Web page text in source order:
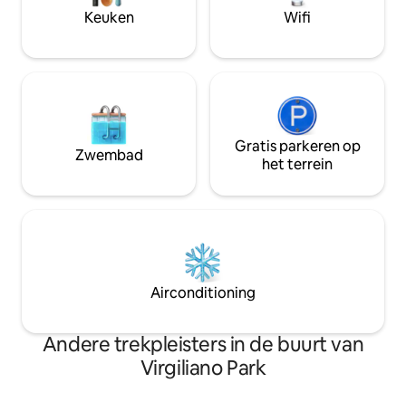
centrum, Vomero, de eilanden en
archeologische vindplaatsen bereiken.
1909, een
rustieke
Keuken Wifi
Zwembad
Gratis parkeren op
het terrein
Airconditioning
Andere trekpleisters in de buurt van
Virgiliano Park